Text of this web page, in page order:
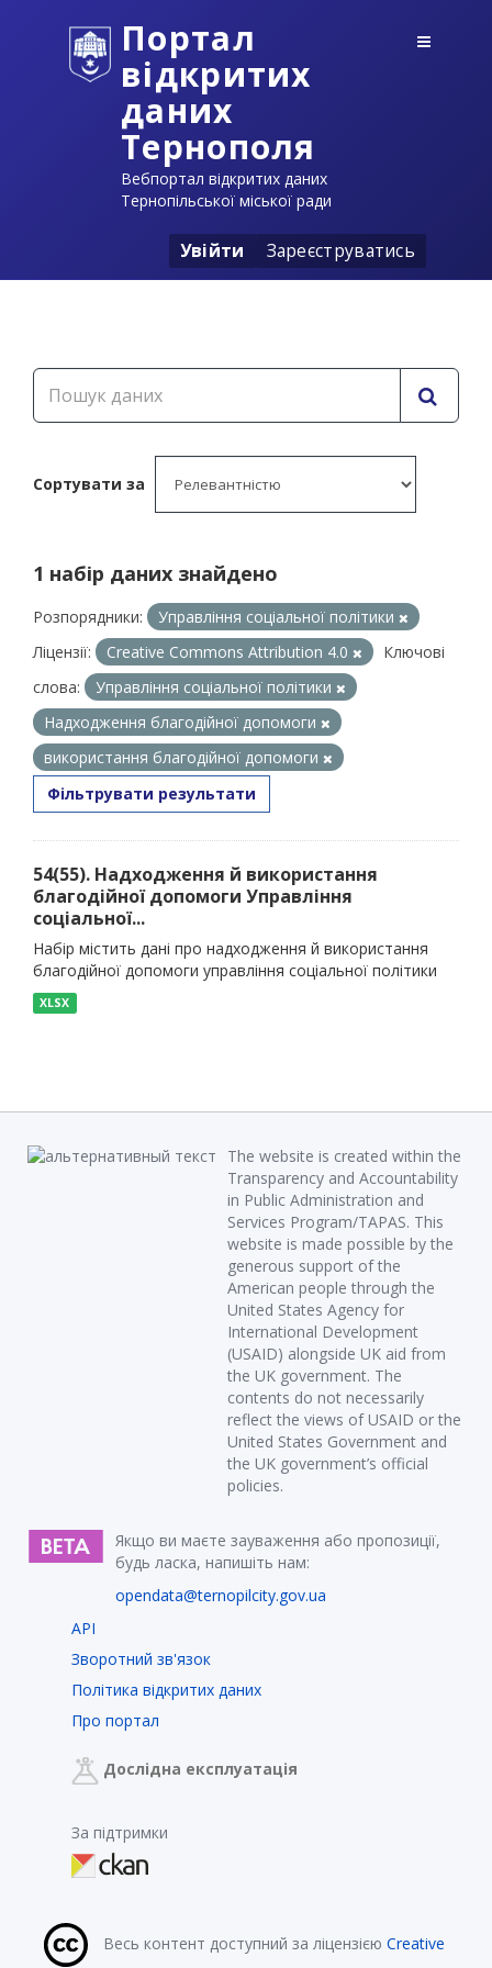
Портал
відкритих
даних
Тернополя
Вебпортал відкритих даних
Тернопільської міської ради
Увійти Зареєструватись
Сортувати за
1 набір даних знайдено
Розпорядники:
Управління соціальної політики
Ліцензії:
Creative Commons Attribution 4.0
Ключові
слова:
Управління соціальної політики
Надходження благодійної допомоги
використання благодійної допомоги
Фільтрувати результати
54(55). Надходження й використання
благодійної допомоги Управління
соціальної...
Набір містить дані про надходження й використання
благодійної допомоги управління соціальної політики
XLSX
The website is created within the
Transparency and Accountability
in Public Administration and
Services Program/TAPAS. This
website is made possible by the
generous support of the
American people through the
United States Agency for
International Development
(USAID) alongside UK aid from
the UK government. The
contents do not necessarily
reflect the views of USAID or the
United States Government and
the UK government’s official
policies.
Якщо ви маєте зауваження або пропозиції,
будь ласка, напишіть нам:
opendata@ternopilcity.gov.ua
API
Зворотний зв'язок
Політика відкритих даних
Про портал
Дослідна експлуатація
За підтримки
Весь контент доступний за ліцензією Creative